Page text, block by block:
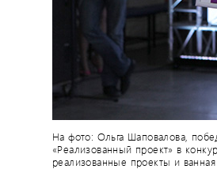
На фото: Ольга Шаповалова,
«Реализованный проект» в
реализованные проекты и